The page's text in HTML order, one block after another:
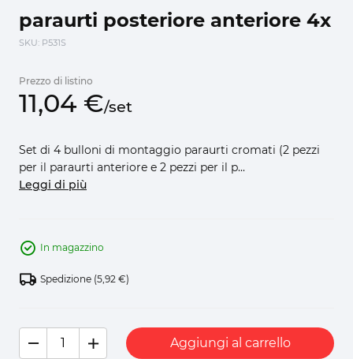
paraurti posteriore anteriore 4x
SKU: P531S
Prezzo di listino
11,04 €/set
Set di 4 bulloni di montaggio paraurti cromati (2 pezzi
per il paraurti anteriore e 2 pezzi per il p...
Leggi di più
In magazzino
Spedizione (5,92 €)
Aggiungi al carrello